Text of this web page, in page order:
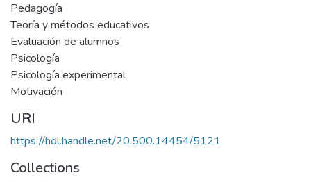
Pedagogía
Teoría y métodos educativos
Evaluación de alumnos
Psicología
Psicología experimental
Motivación
URI
https://hdl.handle.net/20.500.14454/5121
Collections